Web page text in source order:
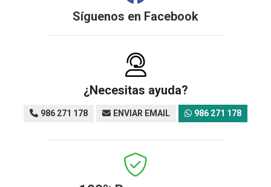
Síguenos en Facebook
¿Necesitas ayuda?
986 271 178 ENVIAR EMAIL 986 271 178